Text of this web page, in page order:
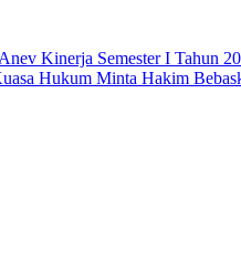
Kinerja Semester I Tahun
Hukum Minta Hakim